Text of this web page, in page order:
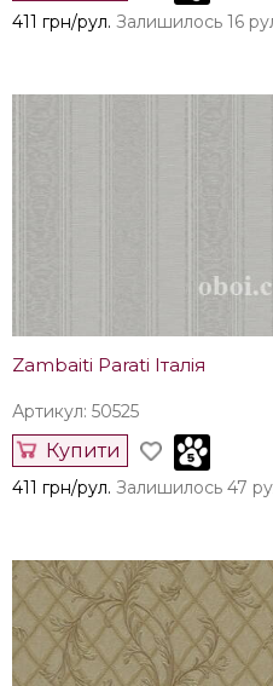
411 грн/рул. Залишилось 16
Zambaiti Parati Італія
Артикул: 50525
Купити
411 грн/рул. Залишилось 47